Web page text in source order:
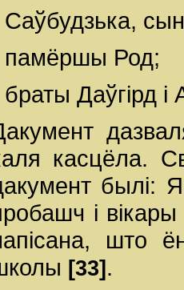
Саўбудзька,
памёршы Род;
браты Даўгірд
касцёла.
былі:
і
што
[33] .